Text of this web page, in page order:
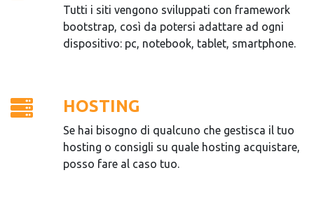
Tutti i siti vengono sviluppati con framework
bootstrap, così da potersi adattare ad ogni
dispositivo: pc, notebook, tablet, smartphone.
HOSTING
Se hai bisogno di qualcuno che gestisca il tuo
hosting o consigli su quale hosting acquistare,
posso fare al caso tuo.